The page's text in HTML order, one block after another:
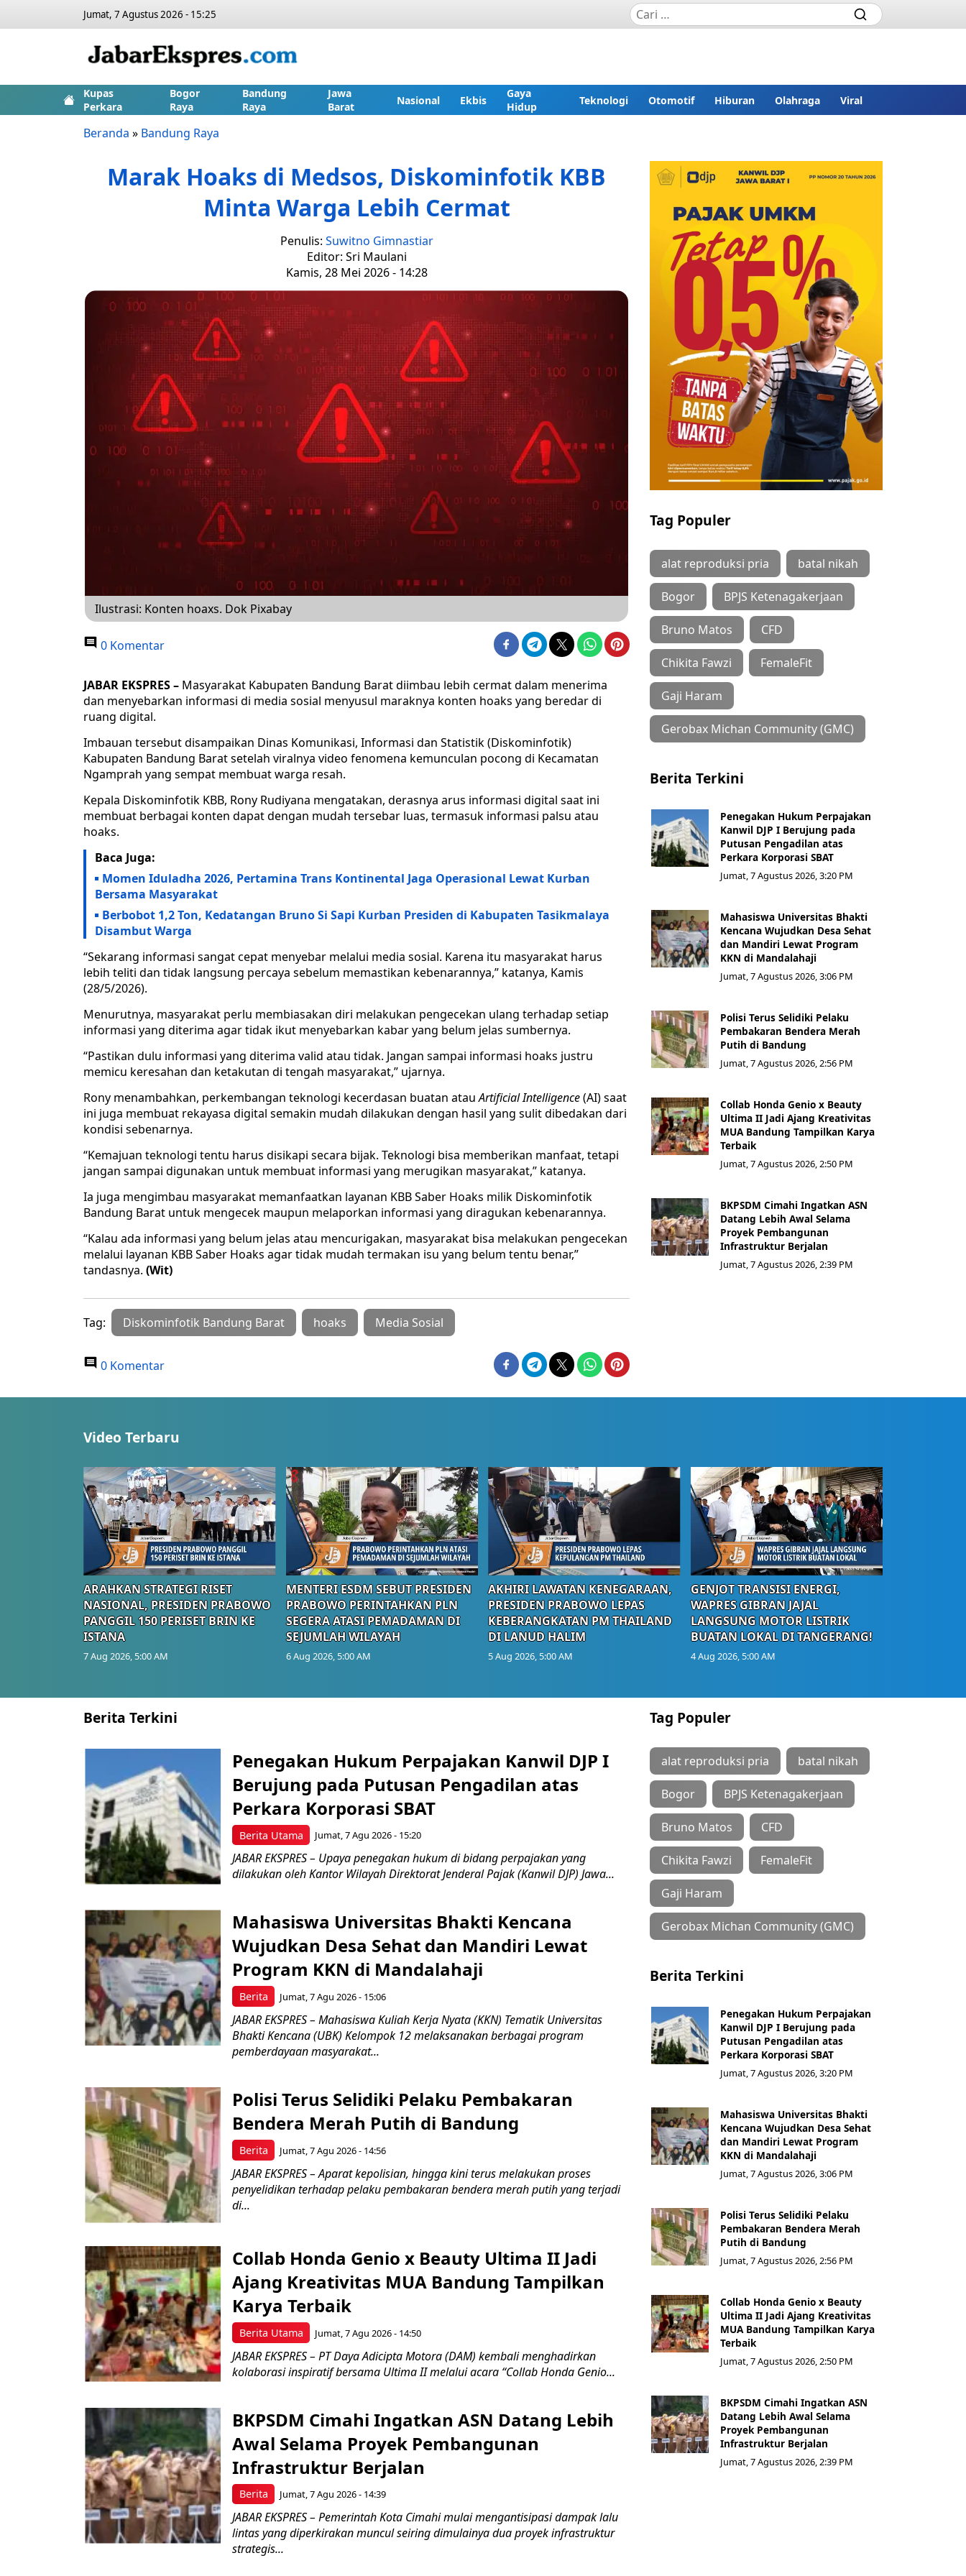
Jumat, 7 Agustus 2026 - 15:25
Kupas
Perkara
Bogor
Raya
Bandung
Raya
Jawa
Barat
Nasional Ekbis
Gaya
Hidup
Teknologi Otomotif Hiburan Olahraga Viral
Beranda » Bandung Raya
Marak Hoaks di Medsos, Diskominfotik KBB
Minta Warga Lebih Cermat
Penulis: Suwitno Gimnastiar
Editor: Sri Maulani
Kamis, 28 Mei 2026 - 14:28
Ilustrasi: Konten hoaxs. Dok Pixabay
0 Komentar
JABAR EKSPRES– Masyarakat Kabupaten Bandung Barat diimbau lebih cermat dalam menerima
dan menyebarkan informasi di media sosial menyusul maraknya konten hoaks yang beredar di
ruang digital.
Imbauan tersebut disampaikan Dinas Komunikasi, Informasi dan Statistik (Diskominfotik)
Kabupaten Bandung Barat setelah viralnya video fenomena kemunculan pocong di Kecamatan
Ngamprah yang sempat membuat warga resah.
Kepala Diskominfotik KBB, Rony Rudiyana mengatakan, derasnya arus informasi digital saat ini
membuat berbagai konten dapat dengan mudah tersebar luas, termasuk informasi palsu atau
hoaks.
Baca Juga:
Momen Iduladha 2026, Pertamina Trans Kontinental Jaga Operasional Lewat Kurban
Bersama Masyarakat
Berbobot 1,2 Ton, Kedatangan Bruno Si Sapi Kurban Presiden di Kabupaten Tasikmalaya
Disambut Warga
“Sekarang informasi sangat cepat menyebar melalui media sosial. Karena itu masyarakat harus
lebih teliti dan tidak langsung percaya sebelum memastikan kebenarannya,” katanya, Kamis
(28/5/2026).
Menurutnya, masyarakat perlu membiasakan diri melakukan pengecekan ulang terhadap setiap
informasi yang diterima agar tidak ikut menyebarkan kabar yang belum jelas sumbernya.
“Pastikan dulu informasi yang diterima valid atau tidak. Jangan sampai informasi hoaks justru
memicu keresahan dan ketakutan di tengah masyarakat,” ujarnya.
Rony menambahkan, perkembangan teknologi kecerdasan buatan atauArtificial Intelligence(AI) saat
ini juga membuat rekayasa digital semakin mudah dilakukan dengan hasil yang sulit dibedakan dari
kondisi sebenarnya.
“Kemajuan teknologi tentu harus disikapi secara bijak. Teknologi bisa memberikan manfaat, tetapi
jangan sampai digunakan untuk membuat informasi yang merugikan masyarakat,” katanya.
Ia juga mengimbau masyarakat memanfaatkan layanan KBB Saber Hoaks milik Diskominfotik
Bandung Barat untuk mengecek maupun melaporkan informasi yang diragukan kebenarannya.
“Kalau ada informasi yang belum jelas atau mencurigakan, masyarakat bisa melakukan pengecekan
melalui layanan KBB Saber Hoaks agar tidak mudah termakan isu yang belum tentu benar,”
tandasnya. (Wit)
Tag: Diskominfotik Bandung Barat hoaks Media Sosial
0 Komentar
Tag Populer
alat reproduksi pria batal nikah
Bogor BPJS Ketenagakerjaan
Bruno Matos CFD
Chikita Fawzi FemaleFit
Gaji Haram
Gerobax Michan Community (GMC)
Berita Terkini
Penegakan Hukum Perpajakan
Kanwil DJP I Berujung pada
Putusan Pengadilan atas
Perkara Korporasi SBAT
Jumat, 7 Agustus 2026, 3:20 PM
Mahasiswa Universitas Bhakti
Kencana Wujudkan Desa Sehat
dan Mandiri Lewat Program
KKN di Mandalahaji
Jumat, 7 Agustus 2026, 3:06 PM
Polisi Terus Selidiki Pelaku
Pembakaran Bendera Merah
Putih di Bandung
Jumat, 7 Agustus 2026, 2:56 PM
Collab Honda Genio x Beauty
Ultima II Jadi Ajang Kreativitas
MUA Bandung Tampilkan Karya
Terbaik
Jumat, 7 Agustus 2026, 2:50 PM
BKPSDM Cimahi Ingatkan ASN
Datang Lebih Awal Selama
Proyek Pembangunan
Infrastruktur Berjalan
Jumat, 7 Agustus 2026, 2:39 PM
Video Terbaru
ARAHKAN STRATEGI RISET
NASIONAL, PRESIDEN PRABOWO
PANGGIL 150 PERISET BRIN KE
ISTANA
7 Aug 2026, 5:00 AM
MENTERI ESDM SEBUT PRESIDEN
PRABOWO PERINTAHKAN PLN
SEGERA ATASI PEMADAMAN DI
SEJUMLAH WILAYAH
6 Aug 2026, 5:00 AM
AKHIRI LAWATAN KENEGARAAN,
PRESIDEN PRABOWO LEPAS
KEBERANGKATAN PM THAILAND
DI LANUD HALIM
5 Aug 2026, 5:00 AM
GENJOT TRANSISI ENERGI,
WAPRES GIBRAN JAJAL
LANGSUNG MOTOR LISTRIK
BUATAN LOKAL DI TANGERANG!
4 Aug 2026, 5:00 AM
Berita Terkini
Berita Utama
Penegakan Hukum Perpajakan Kanwil DJP I
Berujung pada Putusan Pengadilan atas
Perkara Korporasi SBAT
Jumat, 7 Agu 2026 - 15:20
JABAR EKSPRES – Upaya penegakan hukum di bidang perpajakan yang
dilakukan oleh Kantor Wilayah Direktorat Jenderal Pajak (Kanwil DJP) Jawa...
Berita
Mahasiswa Universitas Bhakti Kencana
Wujudkan Desa Sehat dan Mandiri Lewat
Program KKN di Mandalahaji
Jumat, 7 Agu 2026 - 15:06
JABAR EKSPRES – Mahasiswa Kuliah Kerja Nyata (KKN) Tematik Universitas
Bhakti Kencana (UBK) Kelompok 12 melaksanakan berbagai program
pemberdayaan masyarakat...
Berita
Polisi Terus Selidiki Pelaku Pembakaran
Bendera Merah Putih di Bandung
Jumat, 7 Agu 2026 - 14:56
JABAR EKSPRES – Aparat kepolisian, hingga kini terus melakukan proses
penyelidikan terhadap pelaku pembakaran bendera merah putih yang terjadi
di...
Berita Utama
Collab Honda Genio x Beauty Ultima II Jadi
Ajang Kreativitas MUA Bandung Tampilkan
Karya Terbaik
Jumat, 7 Agu 2026 - 14:50
JABAR EKSPRES – PT Daya Adicipta Motora (DAM) kembali menghadirkan
kolaborasi inspiratif bersama Ultima II melalui acara “Collab Honda Genio...
Berita
BKPSDM Cimahi Ingatkan ASN Datang Lebih
Awal Selama Proyek Pembangunan
Infrastruktur Berjalan
Jumat, 7 Agu 2026 - 14:39
JABAR EKSPRES – Pemerintah Kota Cimahi mulai mengantisipasi dampak lalu
lintas yang diperkirakan muncul seiring dimulainya dua proyek infrastruktur
strategis...
Tag Populer
alat reproduksi pria batal nikah
Bogor BPJS Ketenagakerjaan
Bruno Matos CFD
Chikita Fawzi FemaleFit
Gaji Haram
Gerobax Michan Community (GMC)
Berita Terkini
Penegakan Hukum Perpajakan
Kanwil DJP I Berujung pada
Putusan Pengadilan atas
Perkara Korporasi SBAT
Jumat, 7 Agustus 2026, 3:20 PM
Mahasiswa Universitas Bhakti
Kencana Wujudkan Desa Sehat
dan Mandiri Lewat Program
KKN di Mandalahaji
Jumat, 7 Agustus 2026, 3:06 PM
Polisi Terus Selidiki Pelaku
Pembakaran Bendera Merah
Putih di Bandung
Jumat, 7 Agustus 2026, 2:56 PM
Collab Honda Genio x Beauty
Ultima II Jadi Ajang Kreativitas
MUA Bandung Tampilkan Karya
Terbaik
Jumat, 7 Agustus 2026, 2:50 PM
BKPSDM Cimahi Ingatkan ASN
Datang Lebih Awal Selama
Proyek Pembangunan
Infrastruktur Berjalan
Jumat, 7 Agustus 2026, 2:39 PM